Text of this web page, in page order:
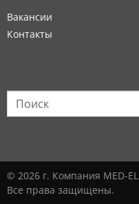
Вакансии
Контакты
© 2026 г. Компания MED-
Все права защищены.